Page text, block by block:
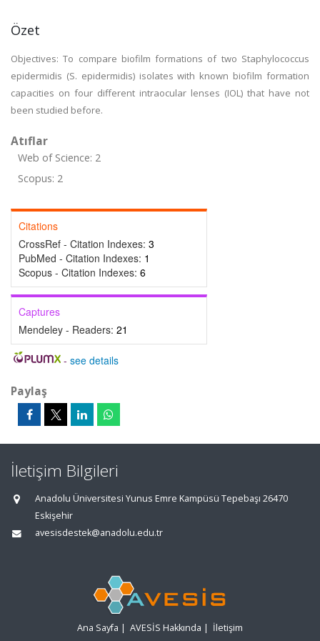
Özet
Objectives: To compare biofilm formations of two Staphylococcus
epidermidis (S. epidermidis) isolates with known biofilm formation
capacities on four different intraocular lenses (IOL) that have not
been studied before.
Atıflar
Web of Science: 2
Scopus: 2
Citations
CrossRef - Citation Indexes: 3
PubMed - Citation Indexes: 1
Scopus - Citation Indexes: 6
Captures
Mendeley - Readers: 21
- see details
Paylaş
İletişim Bilgileri
Anadolu Üniversitesi Yunus Emre Kampüsü Tepebaşı 26470
Eskişehir
avesisdestek@anadolu.edu.tr
Ana Sayfa | AVESİS Hakkında | İletişim